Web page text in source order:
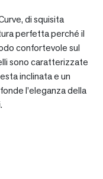
di squisita
perfetta perché il
confortevole sul
sono caratterizzate
inclinata e un
l’eleganza della